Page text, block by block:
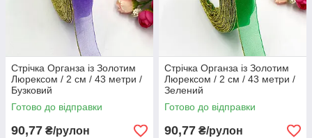
Стрічка Органза із Золотим
Люрексом / 2 см / 43 метри /
Бузковий
Готово до відправки
90,77 ₴/рулон
Стрічка Органза із Золотим
Люрексом / 2 см / 43 метри /
Зелений
Готово до відправки
90,77 ₴/рулон